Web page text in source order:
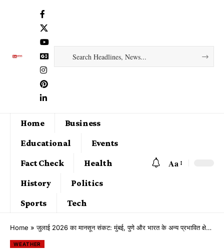
Home
Business
Educational
Events
Fact Check
Health
History
Politics
Sports
Tech
Aa
Home »जुलाई 2026 का मानसून संकट: मुंबई, पुणे और भारत के अन्य प्रभावित क्षेत्रों की विस्तृत रिपोर्ट
WEATHER